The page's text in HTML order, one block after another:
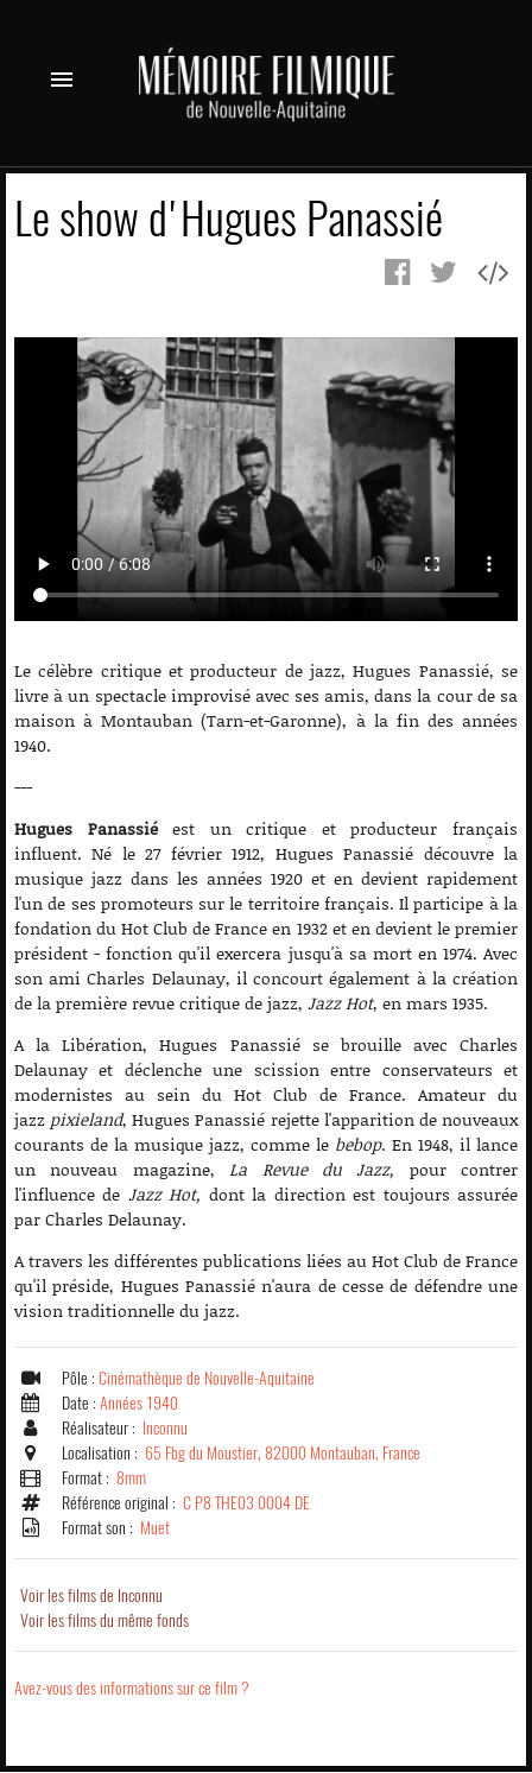
menu
Le show d'Hugues Panassié
Le célèbre critique et producteur de jazz, Hugues Panassié, se
livre à un spectacle improvisé avec ses amis, dans la cour de sa
maison à Montauban (Tarn-et-Garonne), à la fin des années
1940.
---
Hugues Panassiéest un critique et producteur français
influent. Né le 27 février 1912, Hugues Panassié découvre la
musique jazz dans les années 1920 et en devient rapidement
l'un de ses promoteurs sur le territoire français. Il participe à la
fondation du Hot Club de France en 1932 et en devient le premier
président - fonction qu'il exercera jusqu'à sa mort en 1974. Avec
son ami Charles Delaunay, il concourt également à la création
de la première revue critique de jazz, Jazz Hot, en mars 1935.
A la Libération, Hugues Panassié se brouille avec Charles
Delaunay et déclenche une scission entre conservateurs et
modernistes au sein du Hot Club de France. Amateur du
jazz pixieland, Hugues Panassié rejette l'apparition de nouveaux
courants de la musique jazz, comme le bebop. En 1948, il lance
un nouveau magazine,La Revue du Jazz, pour contrer
l'influence de Jazz Hot, dont la direction est toujours assurée
par Charles Delaunay.
A travers les différentes publications liées au Hot Club de France
qu'il préside, Hugues Panassié n'aura de cesse de défendre une
vision traditionnelle du jazz.
Pôle : Cinémathèque de Nouvelle-Aquitaine
Date : Années 1940
Réalisateur : Inconnu
Localisation : 65 Fbg du Moustier, 82000 Montauban, France
Format : 8mm
Référence original : C P8 THE03 0004 DE
Format son : Muet
Voir les films de Inconnu
Voir les films du même fonds
Avez-vous des informations sur ce film ?